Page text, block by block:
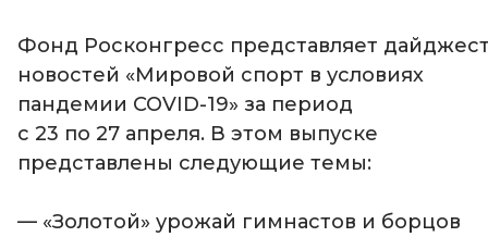
Фонд Росконгресс представляет
новостей «Мировой спорт в условиях
пандемии COVID-19» за период
с 23 по 27 апреля. В этом выпуске
представлены следующие темы:
— «Золотой» урожай гимнастов и борцов